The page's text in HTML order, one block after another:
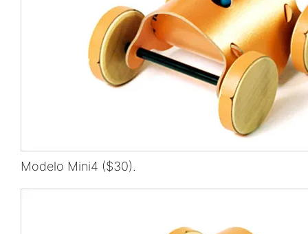
Modelo Mini4 ($30).